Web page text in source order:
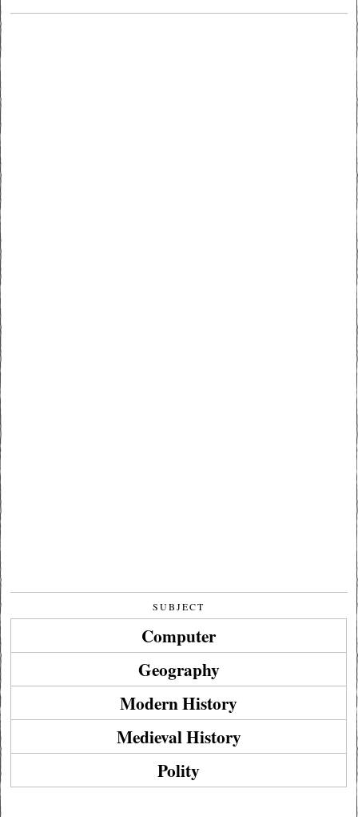
SUBJECT
Computer
Geography
Modern History
Medieval History
Polity